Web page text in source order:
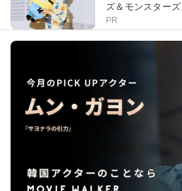
ズ＆モンスター
PR